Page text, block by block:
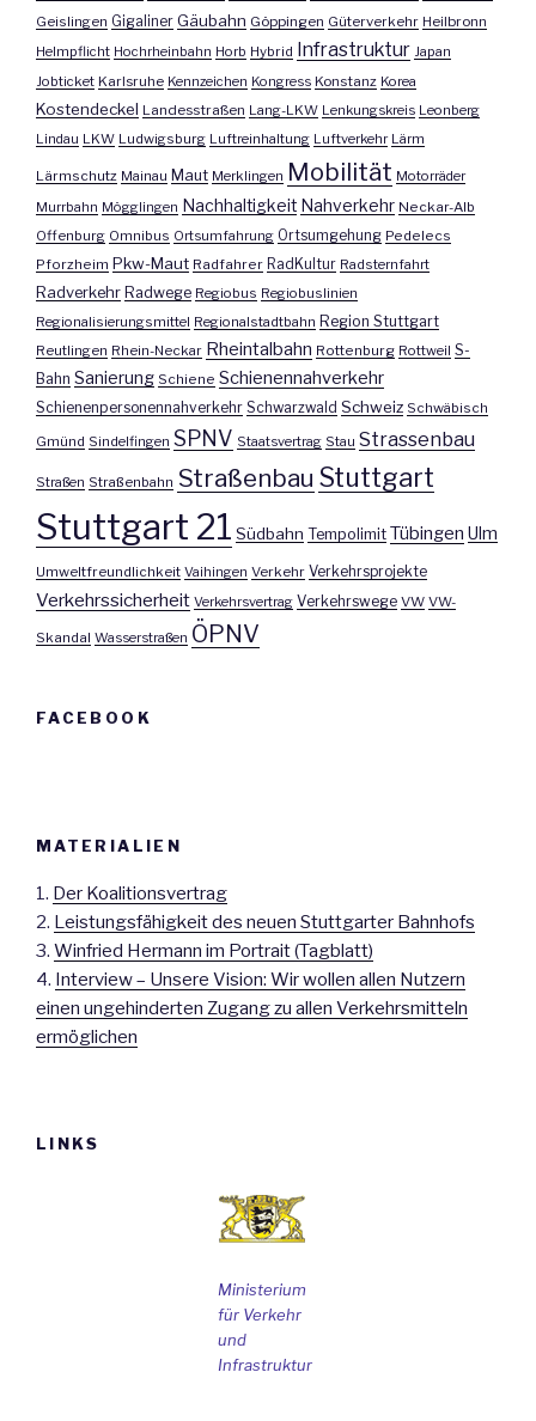
Geislingen Gigaliner Gäubahn Göppingen Güterverkehr Heilbronn
Helmpflicht Hochrheinbahn Horb Hybrid Infrastruktur Japan
Jobticket Karlsruhe Kennzeichen Kongress Konstanz Korea
Kostendeckel Landesstraßen Lang-LKW Lenkungskreis Leonberg
Lindau LKW Ludwigsburg Luftreinhaltung Luftverkehr Lärm
Lärmschutz Mainau Maut Merklingen Mobilität Motorräder
Murrbahn Mögglingen Nachhaltigkeit Nahverkehr Neckar-Alb
Offenburg Omnibus Ortsumfahrung Ortsumgehung Pedelecs
Pforzheim Pkw-Maut Radfahrer RadKultur Radsternfahrt
Radverkehr Radwege Regiobus Regiobuslinien
Regionalisierungsmittel Regionalstadtbahn Region Stuttgart
Reutlingen Rhein-Neckar Rheintalbahn Rottenburg Rottweil S-
Bahn Sanierung Schiene Schienennahverkehr
Schienenpersonennahverkehr Schwarzwald Schweiz Schwäbisch
Gmünd Sindelfingen SPNV Staatsvertrag Stau Strassenbau
Straßen Straßenbahn Straßenbau Stuttgart
Stuttgart 21 Südbahn Tempolimit Tübingen Ulm
Umweltfreundlichkeit Vaihingen Verkehr Verkehrsprojekte
Verkehrssicherheit Verkehrsvertrag Verkehrswege VW VW-
Skandal Wasserstraßen ÖPNV
FACEBOOK
MATERIALIEN
1. Der Koalitionsvertrag
2. Leistungsfähigkeit des neuen Stuttgarter Bahnhofs
3. Winfried Hermann im Portrait (Tagblatt)
4. Interview – Unsere Vision: Wir wollen allen Nutzern
einen ungehinderten Zugang zu allen Verkehrsmitteln
ermöglichen
LINKS
Ministerium
für Verkehr
und
Infrastruktur